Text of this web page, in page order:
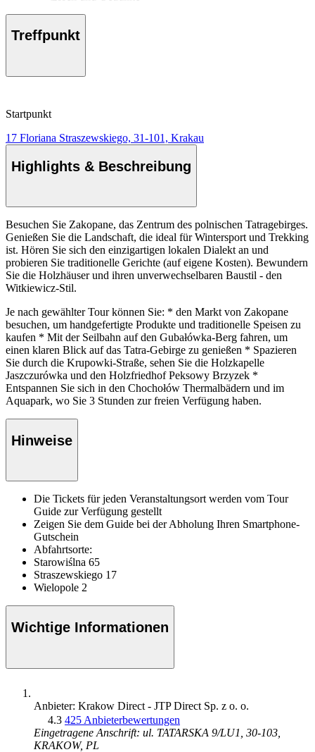
Treffpunkt
Startpunkt
17 Floriana Straszewskiego, 31-101, Krakau
Highlights & Beschreibung
Besuchen Sie Zakopane, das Zentrum des polnischen Tatragebirges.
Genießen Sie die Landschaft, die ideal für Wintersport und Trekking
ist. Hören Sie sich den einzigartigen lokalen Dialekt an und
probieren Sie traditionelle Gerichte (auf eigene Kosten). Bewundern
Sie die Holzhäuser und ihren unverwechselbaren Baustil - den
Witkiewicz-Stil.
Je nach gewählter Tour können Sie: * den Markt von Zakopane
besuchen, um handgefertigte Produkte und traditionelle Speisen zu
kaufen * Mit der Seilbahn auf den Gubałówka-Berg fahren, um
einen klaren Blick auf das Tatra-Gebirge zu genießen * Spazieren
Sie durch die Krupowki-Straße, sehen Sie die Holzkapelle
Jaszczurówka und den Holzfriedhof Peksowy Brzyzek *
Entspannen Sie sich in den Chochołów Thermalbädern und im
Aquapark, wo Sie 3 Stunden zur freien Verfügung haben.
Hinweise
Die Tickets für jeden Veranstaltungsort werden vom Tour
Guide zur Verfügung gestellt
Zeigen Sie dem Guide bei der Abholung Ihren Smartphone-
Gutschein
Abfahrtsorte:
Starowiślna 65
Straszewskiego 17
Wielopole 2
Wichtige Informationen
Anbieter: Krakow Direct - JTP Direct Sp. z o. o.
4.3 425 Anbieterbewertungen
Eingetragene Anschrift: ul. TATARSKA 9/LU1, 30-103,
KRAKOW, PL